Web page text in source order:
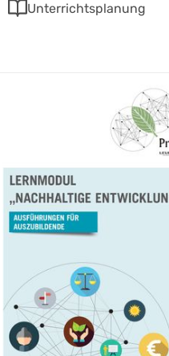
Unterrichtsplanung